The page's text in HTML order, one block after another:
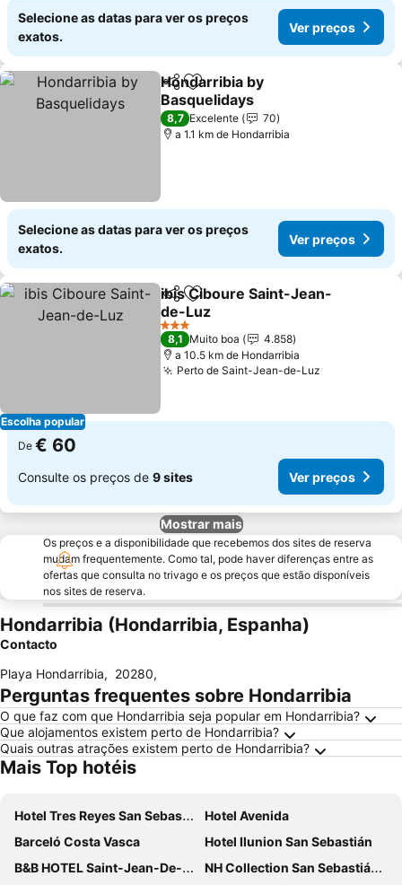
Selecione as datas para ver os preços
exatos.
Ver preços
PartilharAdicionar aos favoritos
Hondarribia by
Basquelidays
8,7 Excelente
70
a 1.1 km de Hondarribia
Selecione as datas para ver os preços
exatos.
Ver preços
Escolha popular
PartilharAdicionar aos favoritos
ibis Ciboure Saint-Jean-
de-Luz
3 Estrelas
8,1 Muito boa
4.858
a 10.5 km de Hondarribia
Perto de Saint-Jean-de-Luz
De € 60
Consulte os preços de 9 sites Ver preços
Mostrar mais
Os preços e a disponibilidade que recebemos dos sites de reserva
mudam frequentemente. Como tal, pode haver diferenças entre as
ofertas que consulta no trivago e os preços que estão disponíveis
nos sites de reserva.
Hondarribia (Hondarribia, Espanha)
Contacto
Playa Hondarribia, 20280,
Perguntas frequentes sobre Hondarribia
O que faz com que Hondarribia seja popular em Hondarribia?
Que alojamentos existem perto de Hondarribia?
Quais outras atrações existem perto de Hondarribia?
Mais Top hotéis
Hotel Tres Reyes San Sebastián
Hotel Avenida
Barceló Costa Vasca
Hotel Ilunion San Sebastián
B&B HOTEL Saint-Jean-De-Luz
NH Collection San Sebastián Aránzazu